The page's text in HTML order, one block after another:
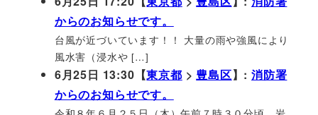
からのお知らせです。
台風が近づいています！！ 大量の雨や強風により
風水害（浸水や […]
6月25日 13:30【東京都 >豊島区】:消防署
からのお知らせです。